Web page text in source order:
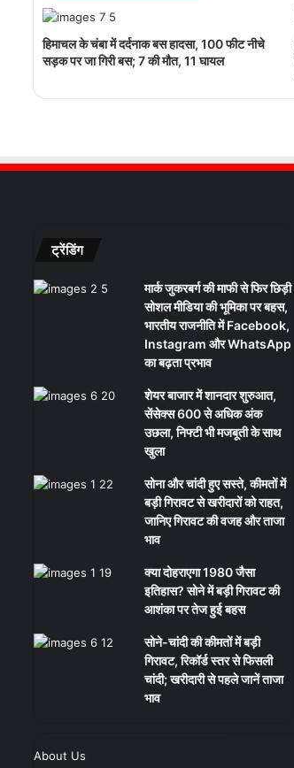
हिमाचल के चंबा में दर्दनाक बस हादसा, 100 फीट नीचे
सड़क पर जा गिरी बस; 7 की मौत, 11 घायल
ट्रेंडिंग
मार्क जुकरबर्ग की माफी से फिर छिड़ी
सोशल मीडिया की भूमिका पर बहस,
भारतीय राजनीति में Facebook,
Instagram और WhatsApp
का बढ़ता प्रभाव
शेयर बाजार में शानदार शुरुआत,
सेंसेक्स 600 से अधिक अंक
उछला, निफ्टी भी मजबूती के साथ
खुला
सोना और चांदी हुए सस्ते, कीमतों में
बड़ी गिरावट से खरीदारों को राहत,
जानिए गिरावट की वजह और ताजा
भाव
क्या दोहराएगा 1980 जैसा
इतिहास? सोने में बड़ी गिरावट की
आशंका पर तेज हुई बहस
सोने-चांदी की कीमतों में बड़ी
गिरावट, रिकॉर्ड स्तर से फिसली
चांदी; खरीदारी से पहले जानें ताजा
भाव
About Us